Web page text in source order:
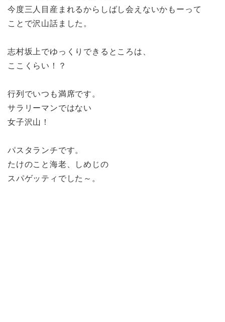
今度三人目産まれるからしばし会えないかもーって
ことで沢山話ました。
志村坂上でゆっくりできるところは、
ここくらい！？
行列でいつも満席です。
サラリーマンではない
女子沢山！
パスタランチです。
たけのこと海老、しめじの
スパゲッティでした～。